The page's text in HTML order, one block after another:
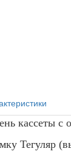
кассеты с
Тегуляр